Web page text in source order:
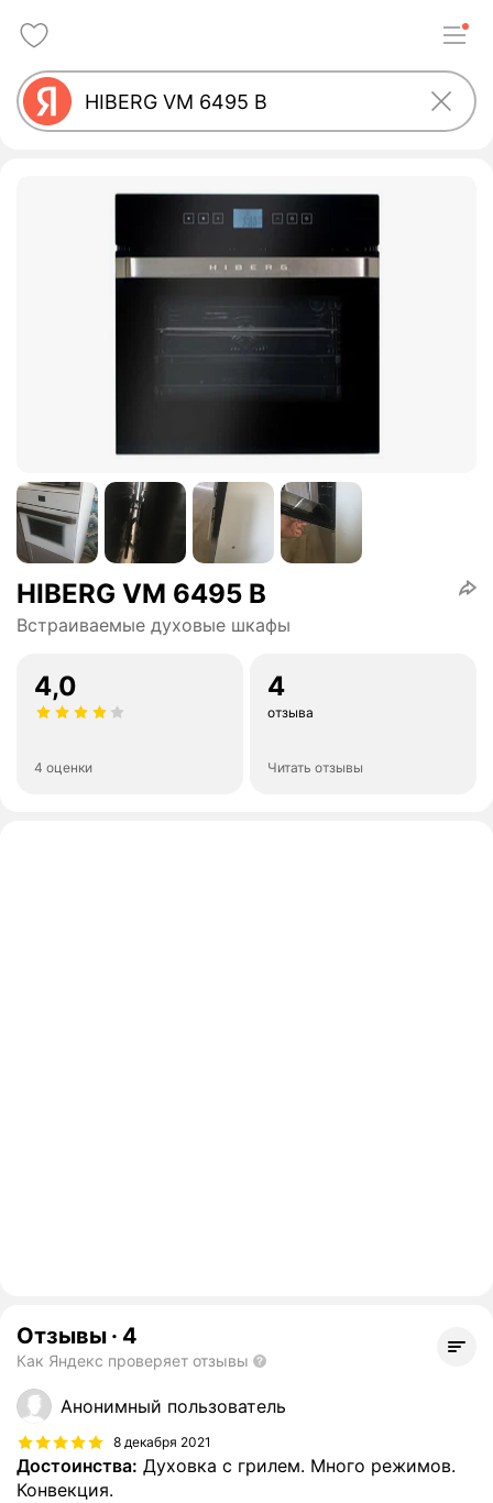
HIBERG VM 6495 B
Встраиваемые духовые шкафы
4,0
4 оценки
4
отзыва
Читать отзывы
Отзывы · 4
Как Яндекс проверяет отзывы
Анонимный пользователь
8 декабря 2021
Достоинства: Духовка с грилем. Много режимов.
Конвекция.